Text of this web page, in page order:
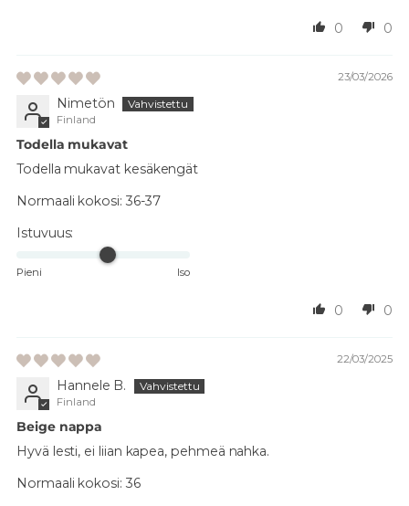
0 0
23/03/2026
Nimetön
Finland
Todella mukavat
Todella mukavat kesäkengät
Normaali kokosi: 36-37
Istuvuus:
Pieni Iso
0 0
22/03/2025
Hannele B.
Finland
Beige nappa
Hyvä lesti, ei liian kapea, pehmeä nahka.
Normaali kokosi: 36